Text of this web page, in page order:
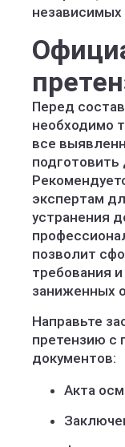
Перед
необходимо
все
подготовить
экспертам
устранения
позволит
требования
заниженных
Направьте
претензию с
документов:
Акта